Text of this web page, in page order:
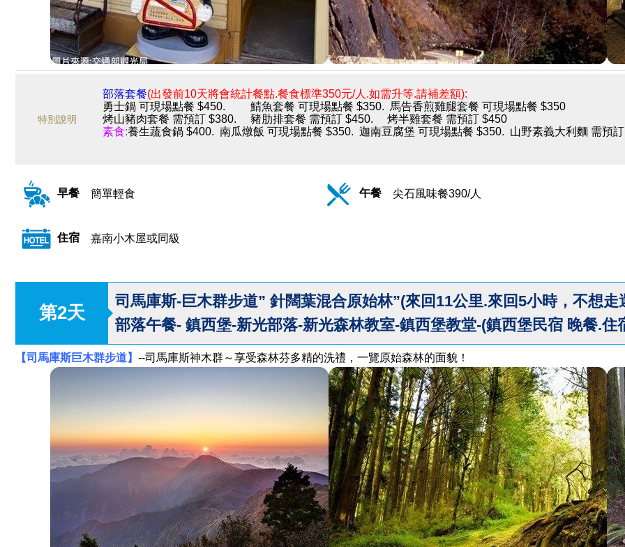
特別說明
部落套餐(出發前10天將會統計餐點.餐食標準350元/人.如需升等.請補差額):
勇士鍋 可現場點餐 $450. 鯖魚套餐 可現場點餐 $350. 馬告香煎雞腿套餐 可現場點餐 $350
烤山豬肉套餐 需預訂 $380. 豬肋排套餐 需預訂 $450. 烤半雞套餐 需預訂 $450
素食:養生蔬食鍋 $400. 南瓜燉飯 可現場點餐 $350. 迦南豆腐堡 可現場點餐 $350. 山野素義大利麵 需預
早餐 簡單輕食 午餐 尖石風味餐390/人
住宿 嘉南小木屋或同級
第2天
司馬庫斯-巨木群步道” 針闊葉混合原始林”(來回11公里.來回5小時，不想
部落午餐- 鎮西堡-新光部落-新光森林教室-鎮西堡教堂-(鎮西堡民宿 晚餐.住
【司馬庫斯巨木群步道】 --司馬庫斯神木群～享受森林芬多精的洗禮，一覽原始森林的面貌！